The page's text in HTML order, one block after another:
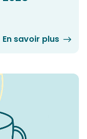
En savoir plus